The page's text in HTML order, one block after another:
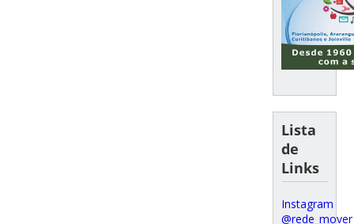
Lista
de
Links
Instagram
@rede_mover